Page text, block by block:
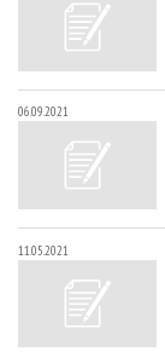
06.09.2021
11.05.2021